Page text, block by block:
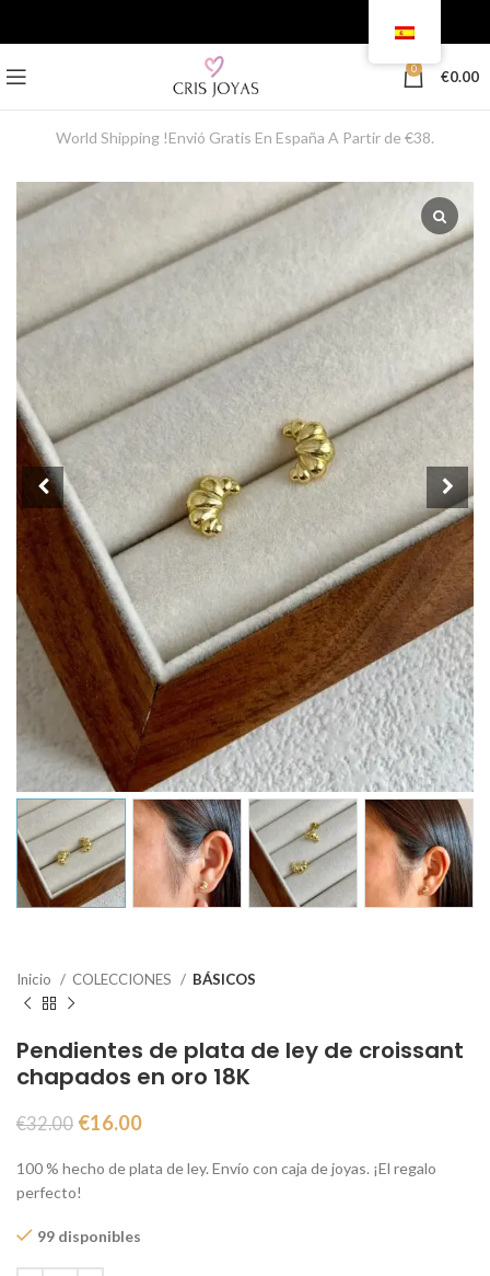
0 €0.00
World Shipping !Envió Gratis En España A Partir de €38.
Inicio COLECCIONES BÁSICOS
Pendientes de plata de ley de croissant
chapados en oro 18K
€32.00 €16.00
100 % hecho de plata de ley. Envío con caja de joyas. ¡El regalo
perfecto!
99 disponibles